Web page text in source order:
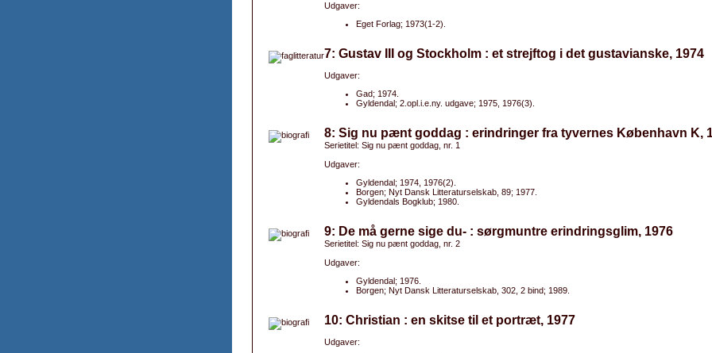
Udgaver:
Eget Forlag; 1973(1-2).
7: Gustav III og Stockholm : et strejftog i det gustavianske, 1974
Udgaver:
Gad; 1974.
Gyldendal; 2.opl.i.e.ny. udgave; 1975, 1976(3).
8: Sig nu pænt goddag : erindringer fra tyvernes København K,
Serietitel: Sig nu pænt goddag, nr. 1
Udgaver:
Gyldendal; 1974, 1976(2).
Borgen; Nyt Dansk Litteraturselskab, 89; 1977.
Gyldendals Bogklub; 1980.
9: De må gerne sige du- : sørgmuntre erindringsglim, 1976
Serietitel: Sig nu pænt goddag, nr. 2
Udgaver:
Gyldendal; 1976.
Borgen; Nyt Dansk Litteraturselskab, 302, 2 bind; 1989.
10: Christian : en skitse til et portræt, 1977
Udgaver: